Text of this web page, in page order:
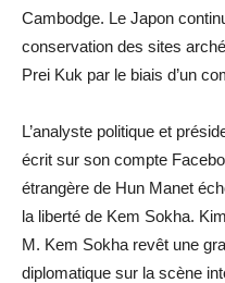
Cambodge. Le Japon
conservation des sites
Prei Kuk par le biais d’un
L’analyste politique et
écrit sur son compte
étrangère de Hun Manet
la liberté de Kem Sokha.
M. Kem Sokha revêt une
diplomatique sur la scène